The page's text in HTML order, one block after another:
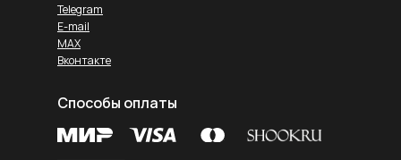
Telegram
E-mail
MAX
Вконтакте
Способы оплаты